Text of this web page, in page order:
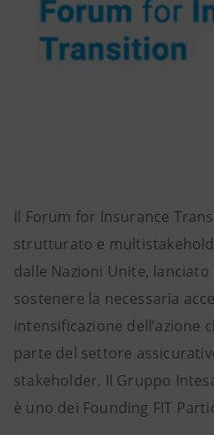
Il Forum for Insurance
strutturato e
dalle Nazioni Unite, lanciato
sostenere la necessaria
intensificazione dell’azione
parte del settore
stakeholder. Il Gruppo
è uno dei Founding FIT